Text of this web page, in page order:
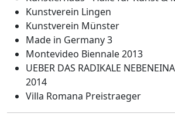
Kunstverein Lingen
Kunstverein Münster
Made in Germany 3
Montevideo Biennale 2013
UEBER DAS RADIKALE
2014
Villa Romana Preistraeger